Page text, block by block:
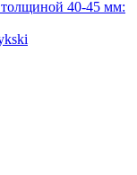
толщиной 40-45 мм: